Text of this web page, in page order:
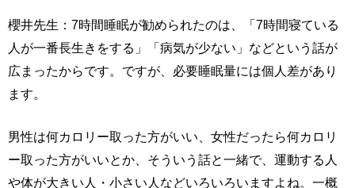
櫻井先生：7時間睡眠が勧められたのは、「7時間寝ている
人が一番長生きをする」「病気が少ない」などという話が
広まったからです。ですが、必要睡眠量には個人差があり
ます。
男性は何カロリー取った方がいい、女性だったら何カロリ
ー取った方がいいとか、そういう話と一緒で、運動する人
や体が大きい人・小さい人などいろいろいますよね。一概